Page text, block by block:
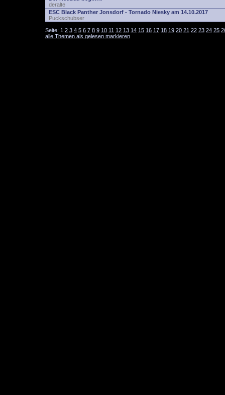
deralte
ESC Black Panther Jonsdorf - Tornado Niesky am 14.10.2017
Puckschubser
Seite: 1 2 3 4 5 6 7 8 9 10 11 12 13 14 15 16 17 18 19 20 21 22 23 24 25
alle Themen als gelesen markieren